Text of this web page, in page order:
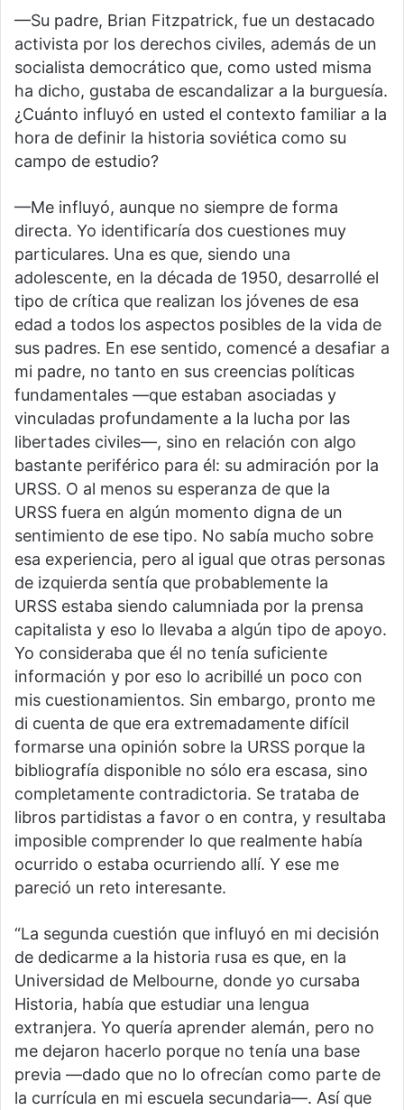
—Su padre, Brian Fitzpatrick, fue un destacado
activista por los derechos civiles, además de un
socialista democrático que, como usted misma
ha dicho, gustaba de escandalizar a la burguesía.
¿Cuánto influyó en usted el contexto familiar a la
hora de definir la historia soviética como su
campo de estudio?
—Me influyó, aunque no siempre de forma
directa. Yo identificaría dos cuestiones muy
particulares. Una es que, siendo una
adolescente, en la década de 1950, desarrollé el
tipo de crítica que realizan los jóvenes de esa
edad a todos los aspectos posibles de la vida de
sus padres. En ese sentido, comencé a desafiar a
mi padre, no tanto en sus creencias políticas
fundamentales —que estaban asociadas y
vinculadas profundamente a la lucha por las
libertades civiles—, sino en relación con algo
bastante periférico para él: su admiración por la
URSS. O al menos su esperanza de que la
URSS fuera en algún momento digna de un
sentimiento de ese tipo. No sabía mucho sobre
esa experiencia, pero al igual que otras personas
de izquierda sentía que probablemente la
URSS estaba siendo calumniada por la prensa
capitalista y eso lo llevaba a algún tipo de apoyo.
Yo consideraba que él no tenía suficiente
información y por eso lo acribillé un poco con
mis cuestionamientos. Sin embargo, pronto me
di cuenta de que era extremadamente difícil
formarse una opinión sobre la URSS porque la
bibliografía disponible no sólo era escasa, sino
completamente contradictoria. Se trataba de
libros partidistas a favor o en contra, y resultaba
imposible comprender lo que realmente había
ocurrido o estaba ocurriendo allí. Y ese me
pareció un reto interesante.
“La segunda cuestión que influyó en mi decisión
de dedicarme a la historia rusa es que, en la
Universidad de Melbourne, donde yo cursaba
Historia, había que estudiar una lengua
extranjera. Yo quería aprender alemán, pero no
me dejaron hacerlo porque no tenía una base
previa —dado que no lo ofrecían como parte de
la currícula en mi escuela secundaria—. Así que